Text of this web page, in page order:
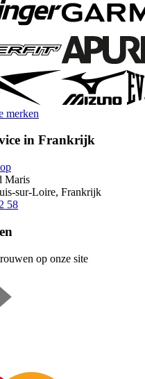
merken
in Frankrijk
Maris
sur-Loire, Frankrijk
58
op onze site